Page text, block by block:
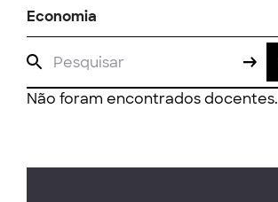
Economia
Não foram encontrados docentes.